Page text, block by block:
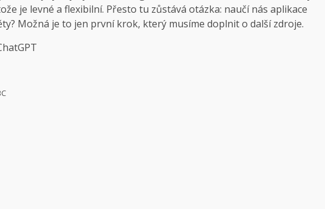
je levné a flexibilní. Přesto tu zůstává otázka: naučí nás aplikace
Možná je to jen první krok, který musíme doplnit o další zdroje.